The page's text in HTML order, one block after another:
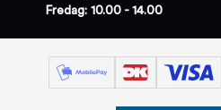
Fredag: 10.00 - 14.00